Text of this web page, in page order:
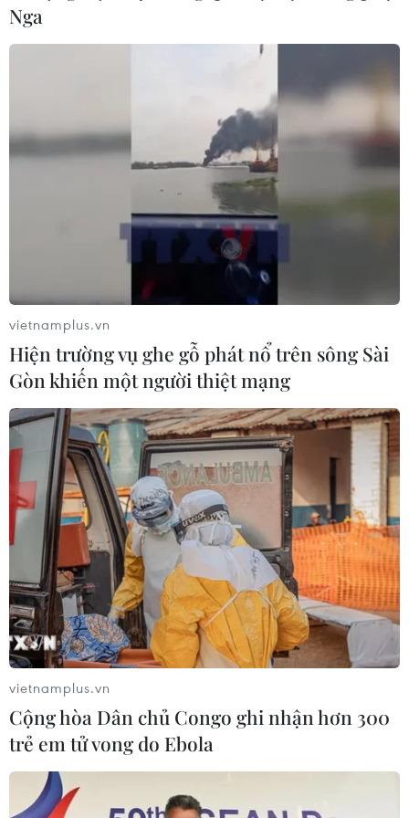
Tổng thống Putin: Nga có thể tự chủ việc
13/04/2022 12:36
Tổng thống Putin cho biết Nga có thể tăng mức tiêu thụ
ở thị trường trong nước, thúc đẩy hoạt động chế biến
nguyên liệu thô, đồng thời tăng nguồn cung năng lượng
cho các khu vực khác trên thế giới.
Nga
vietnamplus.vn
Hiện trường vụ ghe gỗ phát nổ trên sông Sài
Gòn khiến một người thiệt mạng
vietnamplus.vn
Cộng hòa Dân chủ Congo ghi nhận hơn 300
trẻ em tử vong do Ebola